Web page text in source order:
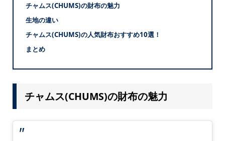
チャムス(CHUMS)の財布の魅力
生地の違い
チャムス(CHUMS)の人気財布おすすめ10選！
まとめ
チャムス(CHUMS)の財布の魅力